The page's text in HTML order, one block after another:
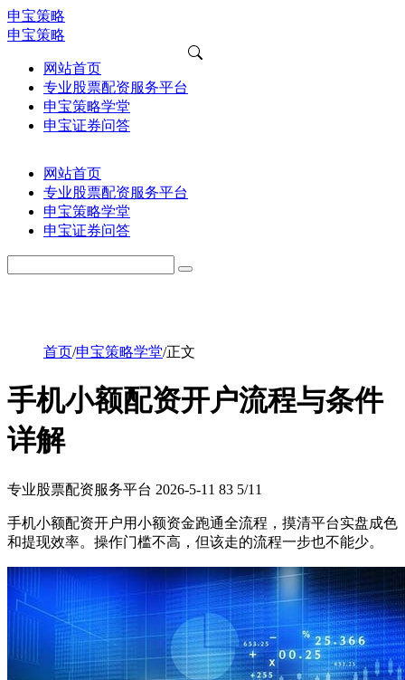
申宝策略
申宝策略
网站首页
专业股票配资服务平台
申宝策略学堂
申宝证券问答
网站首页
专业股票配资服务平台
申宝策略学堂
申宝证券问答
首页/申宝策略学堂/正文
手机小额配资开户流程与条件
详解
专业股票配资服务平台 2026-5-11 83 5/11
手机小额配资开户用小额资金跑通全流程，摸清平台实盘成色
和提现效率。操作门槛不高，但该走的流程一步也不能少。